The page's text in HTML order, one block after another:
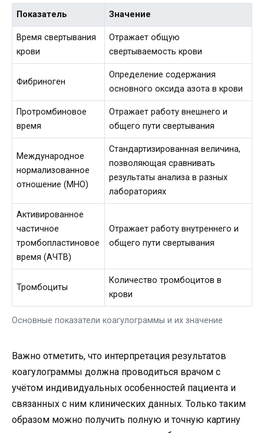
Основные показатели коагулограммы и их значение
Показатель Значение
Время свертывания
крови
Отражает общую
свертываемость крови
Фибриноген
Определение содержания
основного оксида азота в крови
Протромбиновое
время
Отражает работу внешнего и
общего пути свертывания
Международное
нормализованное
отношение (МНО)
Стандартизированная величина,
позволяющая сравнивать
результаты анализа в разных
лабораториях
Активированное
частичное
тромбопластиновое
время (АЧТВ)
Отражает работу внутреннего и
общего пути свертывания
Тромбоциты
Количество тромбоцитов в
крови
Важно отметить, что интерпретация результатов
коагулограммы должна проводиться врачом с
учётом индивидуальных особенностей пациента и
связанных с ним клинических данных. Только таким
образом можно получить полную и точную картину